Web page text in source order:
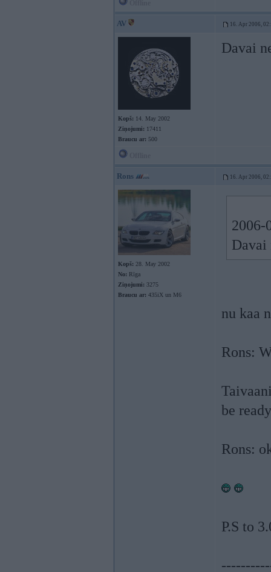
AV 16. Apr 2006,
Kopš: 14. May 2002
Ziņojumi: 17411
Braucu ar: 500
Davai
Rons 16. Apr 2006,
Kopš: 28. May 2002
No: Rīga
Ziņojumi: 3275
Braucu ar: 435iX un M6
2006-
Davai
nu kaa
Rons:
be
Rons:
P.S to